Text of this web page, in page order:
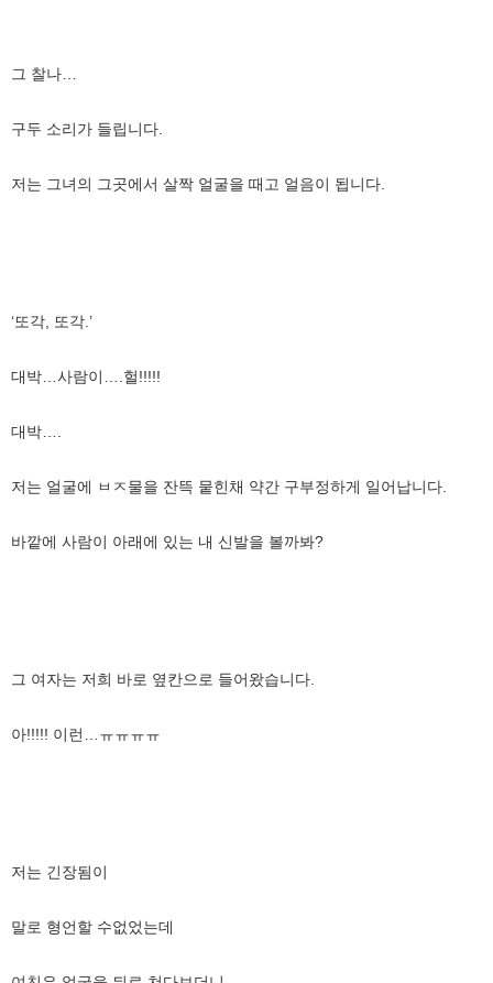
그 찰나…
구두 소리가 들립니다.
저는 그녀의 그곳에서 살짝 얼굴을 때고 얼음이 됩니다.
‘또각, 또각.’
대박…사람이….헐!!!!!
대박….
저는 얼굴에 ㅂㅈ물을 잔뜩 뭍힌채 약간 구부정하게 일어납니다.
바깥에 사람이 아래에 있는 내 신발을 볼까봐?
그 여자는 저희 바로 옆칸으로 들어왔습니다.
아!!!!! 이런…ㅠㅠㅠㅠ
저는 긴장됨이
말로 형언할 수없었는데